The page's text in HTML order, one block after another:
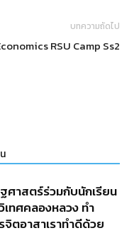
บทความถัดไป
RSU Camp Ss2
ศาสตร์ร่วมกับนักเรียน
เทศคลองหลวง ทำ
จิตอาสาเราทำดีด้วย